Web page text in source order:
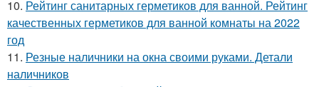
10. Рейтинг санитарных герметиков для ванной. Рейтинг
качественных герметиков для ванной комнаты на 2022
год
11. Резные наличники на окна своими руками. Детали
наличников